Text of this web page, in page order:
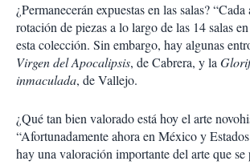
¿Permanecerán expuestas en las salas?
rotación de piezas a lo largo de las 14 salas
esta colección. Sin embargo, hay algunas
Virgen del Apocalipsis, de Cabrera, y la
inmaculada, de Vallejo.
¿Qué tan bien valorado está hoy el arte
“Afortunadamente ahora en México y
hay una valoración importante del arte que